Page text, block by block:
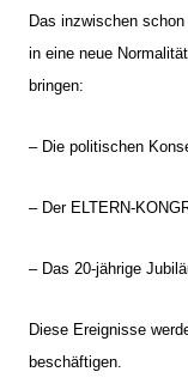
Das inzwischen
in eine neue
bringen:
– Die politischen
– Der ELTERN-
– Das 20-jährige
Diese Ereignisse
beschäftigen.